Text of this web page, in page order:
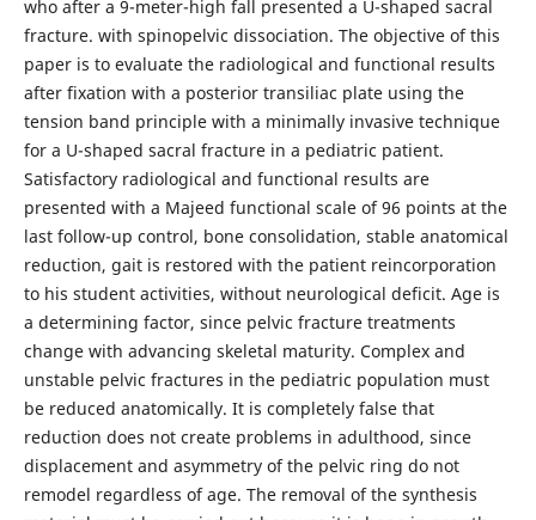
who after a 9-meter-high fall presented a U-shaped sacral
fracture. with spinopelvic dissociation. The objective of this
paper is to evaluate the radiological and functional results
after fixation with a posterior transiliac plate using the
tension band principle with a minimally invasive technique
for a U-shaped sacral fracture in a pediatric patient.
Satisfactory radiological and functional results are
presented with a Majeed functional scale of 96 points at the
last follow-up control, bone consolidation, stable anatomical
reduction, gait is restored with the patient reincorporation
to his student activities, without neurological deficit. Age is
a determining factor, since pelvic fracture treatments
change with advancing skeletal maturity. Complex and
unstable pelvic fractures in the pediatric population must
be reduced anatomically. It is completely false that
reduction does not create problems in adulthood, since
displacement and asymmetry of the pelvic ring do not
remodel regardless of age. The removal of the synthesis